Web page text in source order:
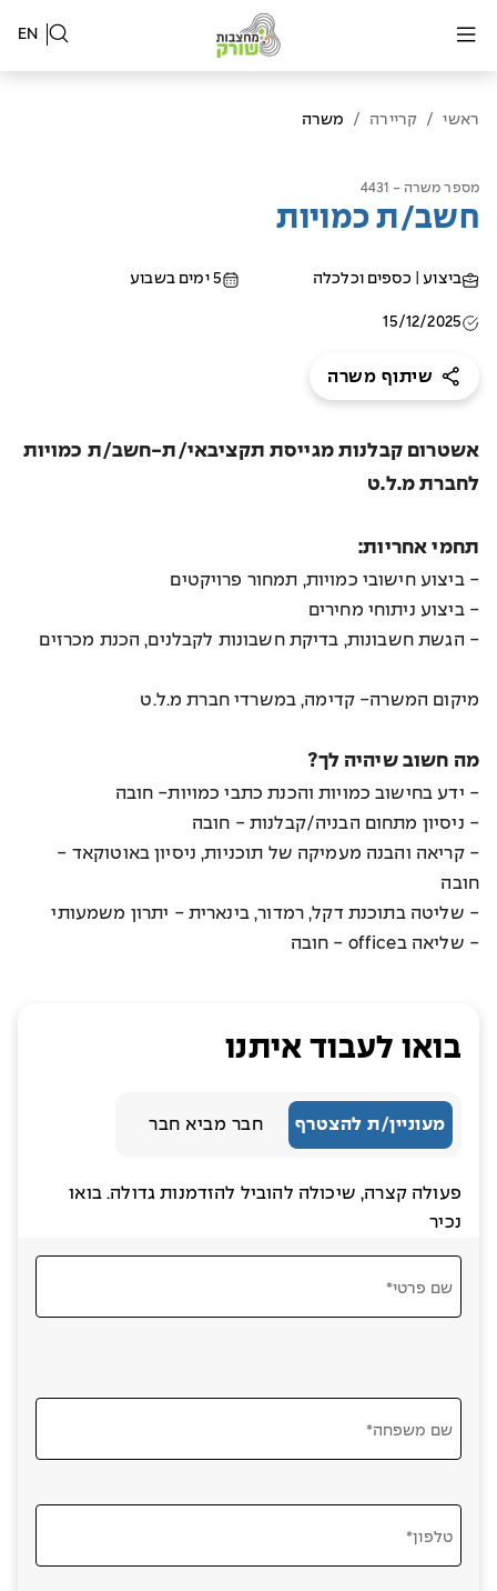
EN
ראשי / קריירה / משרה
מספר משרה - 4431
חשב/ת כמויות
ביצוע | כספים וכלכלה 5 ימים בשבוע
15/12/2025
שיתוף משרה
אשטרום קבלנות מגייסת תקציבאי/ת-חשב/ת כמויות
לחברת מ.ל.ט
תחמי אחריות:
- ביצוע חישובי כמויות, תמחור פרויקטים
- ביצוע ניתוחי מחירים
- הגשת חשבונות, בדיקת חשבונות לקבלנים, הכנת מכרזים
מיקום המשרה- קדימה, במשרדי חברת מ.ל.ט
מה חשוב שיהיה לך?
- ידע בחישוב כמויות והכנת כתבי כמויות- חובה
- ניסיון מתחום הבניה/קבלנות - חובה
- קריאה והבנה מעמיקה של תוכניות, ניסיון באוטוקאד -
חובה
- שליטה בתוכנת דקל, רמדור, בינארית - יתרון משמעותי
- שליאה בoffice - חובה
בואו לעבוד איתנו
מעוניין/ת להצטרף חבר מביא חבר
פעולה קצרה, שיכולה להוביל להזדמנות גדולה. בואו
נכיר
שם פרטי*
שם משפחה*
טלפון*